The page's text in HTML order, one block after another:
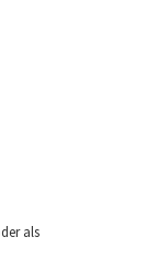
als